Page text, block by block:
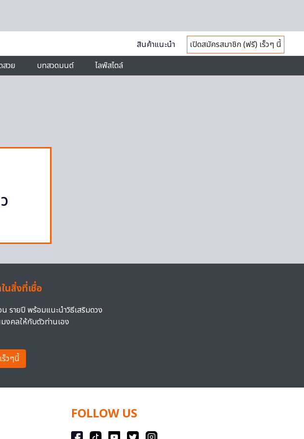
สินค้าแนะนำ
เปิดสมัครสมาชิก (ฟรี) เร็วๆ นี้
สวย บทสวดมนต์ ไลฟ์สไตล์
นสิ่งที่เชื่อ
รายปี พร้อมแนะนำวิธีเสริมดวง
งคลให้กับตัวท่านเอง
ร็วๆนี้
FOLLOW US